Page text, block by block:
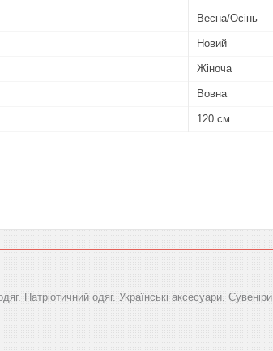
Весна/Осінь
Новий
Жіноча
Вовна
120 см
Патріотичний одяг. Українські аксесуари. Сувеніри.